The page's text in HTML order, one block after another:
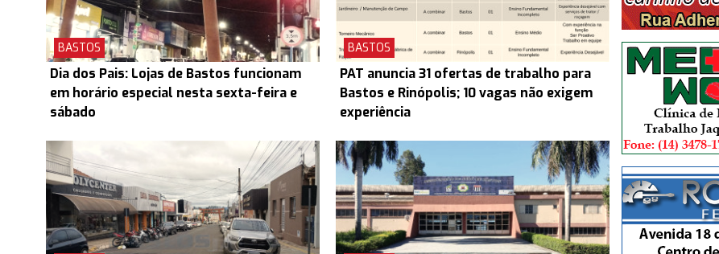
BASTOS
Dia dos Pais: Lojas de Bastos funcionam
em horário especial nesta sexta-feira e
sábado
BASTOS
PAT anuncia 31 ofertas de trabalho para
Bastos e Rinópolis; 10 vagas não exigem
experiência